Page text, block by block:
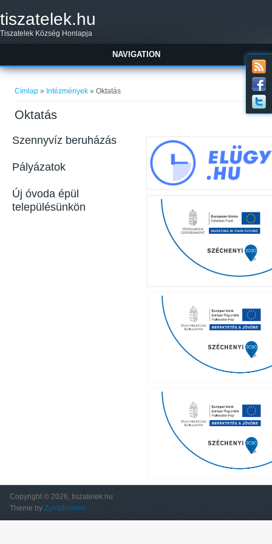
tiszatelek.hu
Tiszatelek Község Honlapja
NAVIGATION
Címlap » Intézmények » Oktatás
Oktatás
Szennyvíz beruházás
Pályázatok
Új óvoda épül
településünkön
Copyright © 2026, tiszatelek.hu
Theme by Zymphonies